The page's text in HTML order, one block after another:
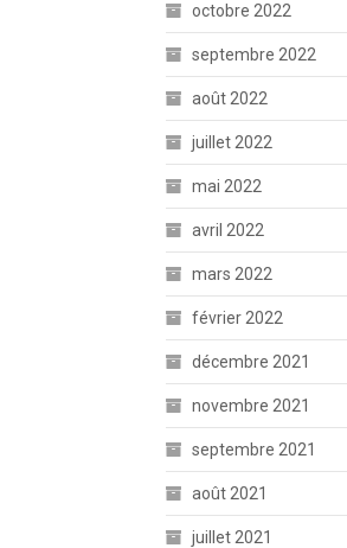
octobre 2022
septembre 2022
août 2022
juillet 2022
mai 2022
avril 2022
mars 2022
février 2022
décembre 2021
novembre 2021
septembre 2021
août 2021
juillet 2021